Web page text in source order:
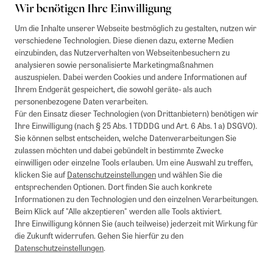
Wir benötigen Ihre Einwilligung
Um die Inhalte unserer Webseite bestmöglich zu gestalten, nutzen wir
verschiedene Technologien. Diese dienen dazu, externe Medien
einzubinden, das Nutzerverhalten von Webseitenbesuchern zu
analysieren sowie personalisierte Marketingmaßnahmen
auszuspielen. Dabei werden Cookies und andere Informationen auf
Ihrem Endgerät gespeichert, die sowohl geräte- als auch
personenbezogene Daten verarbeiten.
Für den Einsatz dieser Technologien (von Drittanbietern) benötigen wir
Ihre Einwilligung (nach § 25 Abs. 1 TDDDG und Art. 6 Abs. 1 a) DSGVO).
Sie können selbst entscheiden, welche Datenverarbeitungen Sie
zulassen möchten und dabei gebündelt in bestimmte Zwecke
einwilligen oder einzelne Tools erlauben. Um eine Auswahl zu treffen,
klicken Sie aufDatenschutzeinstellungenund wählen Sie die
entsprechenden Optionen. Dort finden Sie auch konkrete
Informationen zu den Technologien und den einzelnen Verarbeitungen.
Beim Klick auf "Alle akzeptieren" werden alle Tools aktiviert.
Ihre Einwilligung können Sie (auch teilweise) jederzeit mit Wirkung für
die Zukunft widerrufen. Gehen Sie hierfür zu den
Datenschutzeinstellungen.